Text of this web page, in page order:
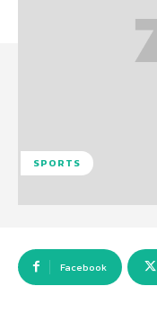
SPORTS
Facebook